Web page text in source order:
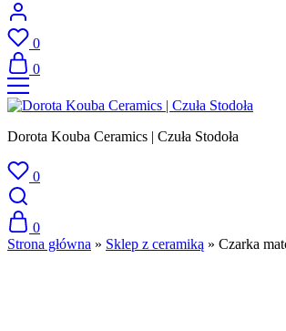
0
0
Dorota Kouba Ceramics | Czuła Stodoła
0
0
Strona główna » Sklep z ceramiką » Czarka